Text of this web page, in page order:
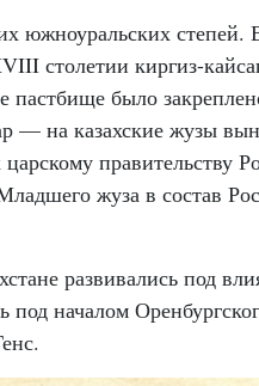
южноуральских
столетии киргиз-
пастбище было
на казахские жузы
правительству
жуза в состав
развивались под
началом